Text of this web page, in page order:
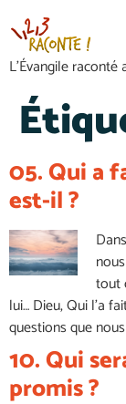
L’Évangile raconté
05. Qui a
est-il ?
tout
lui… Dieu, Qui l’a
questions que
10. Qui
promis ?